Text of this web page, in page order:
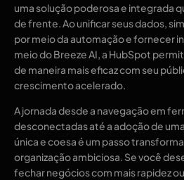
uma solução poderosa e integrada
de frente. Ao unificar seus dados,
por meio da automação e fornecer
meio do Breeze AI, a HubSpot
de maneira mais eficaz com seu
crescimento acelerado.
A jornada desde a navegação em
desconectadas até a adoção de
única e coesa é um passo
organização ambiciosa. Se você
fechar negócios com mais rapidez